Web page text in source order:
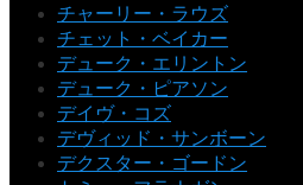
チャーリー・ラウズ
チェット・ベイカー
デューク・エリントン
デューク・ピアソン
デイヴ・コズ
デヴィッド・サンボーン
デクスター・ゴードン